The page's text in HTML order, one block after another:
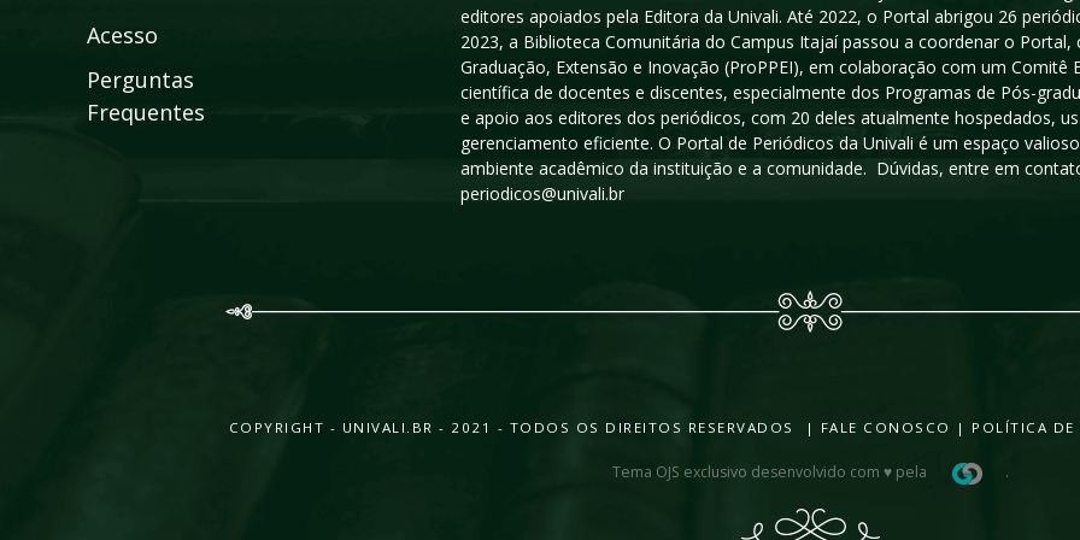
Acesso
Perguntas
Frequentes
editores apoiados pela Editora da Univali. Até 2022, o Portal abrigou 26
2023, a Biblioteca Comunitária do Campus Itajaí passou a coordenar o
Graduação, Extensão e Inovação (ProPPEI), em colaboração com um
científica de docentes e discentes, especialmente dos Programas de Pós-
e apoio aos editores dos periódicos, com 20 deles atualmente hospedados,
gerenciamento eficiente. O Portal de Periódicos da Univali é um espaço
ambiente acadêmico da instituição e a comunidade. Dúvidas, entre em
periodicos@univali.br
COPYRIGHT - UNIVALI.BR - 2021 - TODOS OS DIREITOS RESERVADOS | FALE CONOSCO | POLÍTICA DE
Tema OJS exclusivo desenvolvido com ♥ pela .